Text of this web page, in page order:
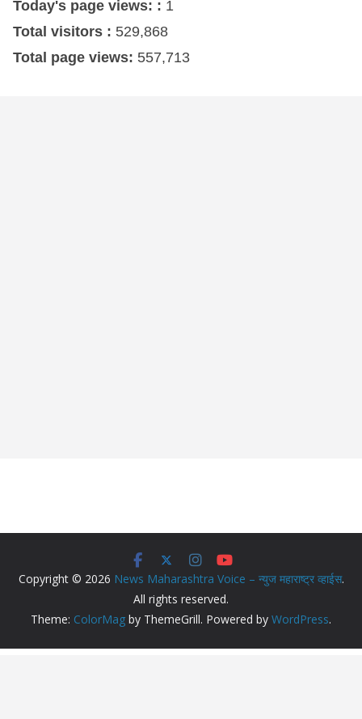
Today's page views: : 1
Total visitors : 529,868
Total page views: 557,713
Copyright © 2026 News Maharashtra Voice – न्युज महाराष्ट्र व्हाईस.
All rights reserved.
Theme: ColorMag by ThemeGrill. Powered by WordPress.